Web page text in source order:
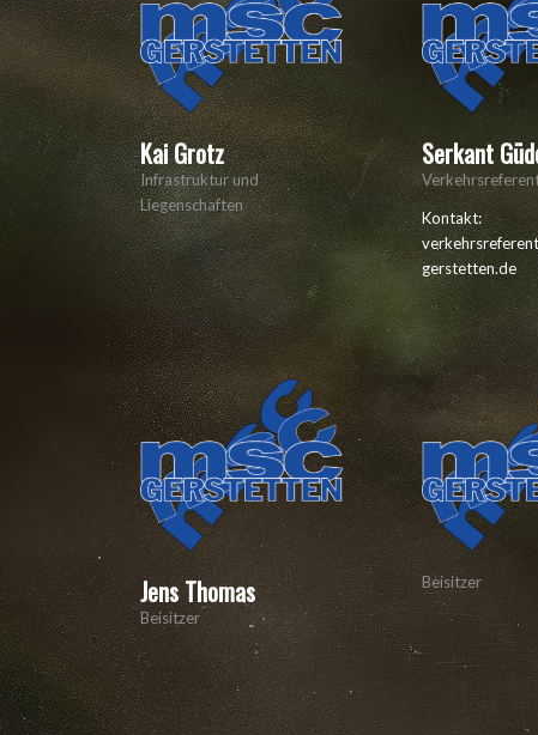
Kai Grotz
Infrastruktur und
Liegenschaften
Serkant
Kontakt:
gerstetten.de
Jens Thomas
Beisitzer
Beisitzer